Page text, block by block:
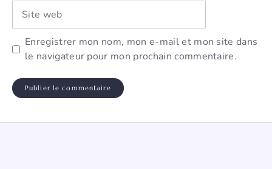
Site
web
Enregistrer mon nom, mon e-mail et mon site dans
le navigateur pour mon prochain commentaire.